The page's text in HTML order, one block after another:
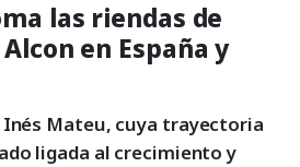
las riendas de
en España y
Mateu, cuya trayectoria
ligada al crecimiento y